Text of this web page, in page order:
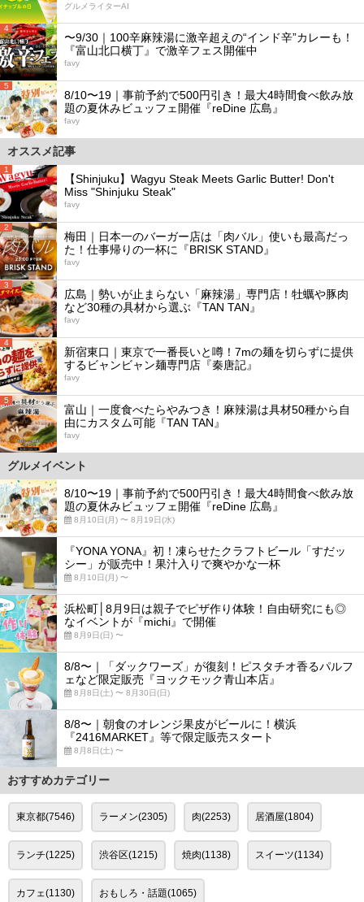
グルメライターAI
4
〜9/30｜100辛麻辣湯に激辛超えの“インド辛”カレーも！
『富山北口横丁』で激辛フェス開催中
favy
5
8/10〜19｜事前予約で500円引き！最大4時間食べ飲み放
題の夏休みビュッフェ開催『reDine 広島』
favy
オススメ記事
1
【Shinjuku】Wagyu Steak Meets Garlic Butter! Don't
Miss "Shinjuku Steak"
favy
2
梅田｜日本一のバーガー店は「肉バル」使いも最高だっ
た！仕事帰りの一杯に『BRISK STAND』
favy
3
広島｜勢いが止まらない「麻辣湯」専門店！牡蠣や豚肉
など30種の具材から選ぶ『TAN TAN』
favy
4
新宿東口｜東京で一番長いと噂！7mの麺を切らずに提供
するビャンビャン麺専門店『秦唐記』
favy
5
富山｜一度食べたらやみつき！麻辣湯は具材50種から自
由にカスタム可能『TAN TAN』
favy
グルメイベント
8/10〜19｜事前予約で500円引き！最大4時間食べ飲み放
題の夏休みビュッフェ開催『reDine 広島』
8月10日(月) 〜 8月19日(水)
『YONA YONA』初！凍らせたクラフトビール「すだッ
シー」が販売中！果汁入りで爽やかな一杯
8月10日(月) 〜
浜松町│8月9日は親子でピザ作り体験！自由研究にも◎
なイベントが『michi』で開催
8月9日(日) 〜
8/8〜｜「ダックワーズ」が復刻！ピスタチオ香るパルフ
ェなど限定販売『ヨックモック青山本店』
8月8日(土) 〜 8月30日(日)
8/8〜｜朝食のオレンジ果皮がビールに！横浜
『2416MARKET』等で限定販売スタート
8月8日(土) 〜
おすすめカテゴリー
東京都(7546) ラーメン(2305) 肉(2253) 居酒屋(1804)
ランチ(1225) 渋谷区(1215) 焼肉(1138) スイーツ(1134)
カフェ(1130) おもしろ・話題(1065)